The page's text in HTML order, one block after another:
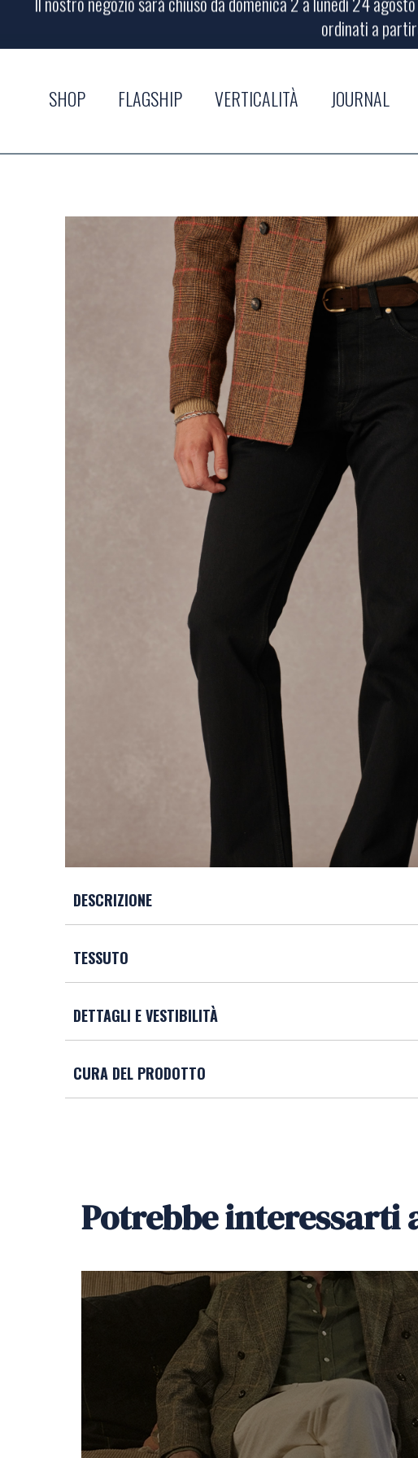
ordinati a
Il nostro negozio sarà chiuso da domenica 2 a lunedì 24
ordinati a
SHOP
FLAGSHIP VERTICALITÀ JOURNAL
DESCRIZIONE
TESSUTO
DETTAGLI E VESTIBILITÀ
CURA DEL PRODOTTO
Potrebbe interessarti